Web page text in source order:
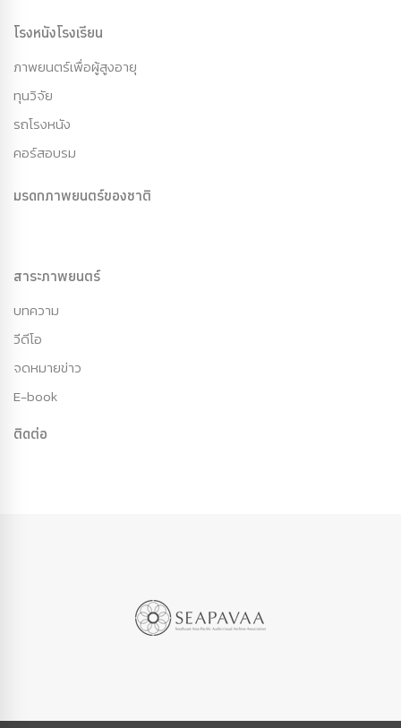
โรงหนังโรงเรียน
ภาพยนตร์เพื่อผู้สูงอายุ
ทุนวิจัย
รถโรงหนัง
คอร์สอบรม
มรดกภาพยนตร์ของชาติ
สาระภาพยนตร์
บทความ
วีดีโอ
จดหมายข่าว
E-book
ติดต่อ